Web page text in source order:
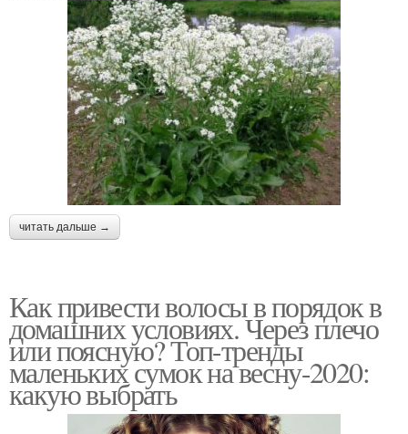
читать дальше →
Как привести волосы в порядок в
домашних условиях. Через плечо
или поясную? Топ-тренды
маленьких сумок на весну-2020:
какую выбрать